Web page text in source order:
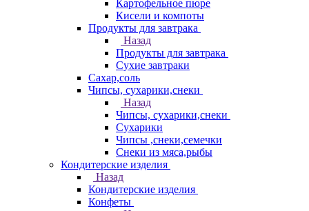
Картофельное пюре
Кисели и компоты
Продукты для завтрака
Назад
Продукты для завтрака
Сухие завтраки
Сахар,соль
Чипсы, сухарики,снеки
Назад
Чипсы, сухарики,снеки
Сухарики
Чипсы ,снеки,семечки
Снеки из мяса,рыбы
Кондитерские изделия
Назад
Кондитерские изделия
Конфеты